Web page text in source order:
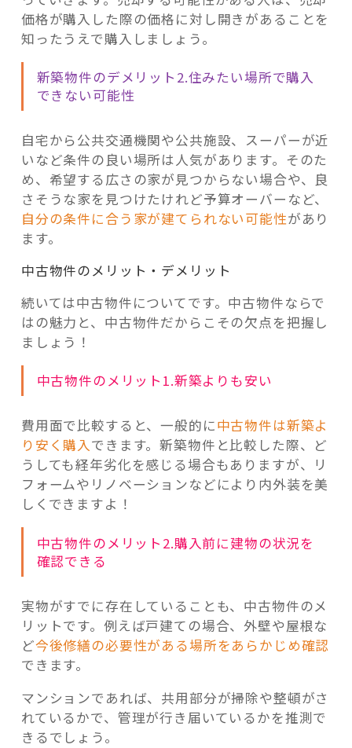
価格が購入した際の価格に対し開きがあることを
知ったうえで購入しましょう。
新築物件のデメリット2.住みたい場所で購入
できない可能性
自宅から公共交通機関や公共施設、スーパーが近
いなど条件の良い場所は人気があります。そのた
め、希望する広さの家が見つからない場合や、良
さそうな家を見つけたけれど予算オーバーなど、
自分の条件に合う家が建てられない可能性があり
ます。
中古物件のメリット・デメリット
続いては中古物件についてです。中古物件ならで
はの魅力と、中古物件だからこその欠点を把握し
ましょう！
中古物件のメリット1.新築よりも安い
費用面で比較すると、一般的に中古物件は新築よ
り安く購入できます。新築物件と比較した際、ど
うしても経年劣化を感じる場合もありますが、リ
フォームやリノベーションなどにより内外装を美
しくできますよ！
中古物件のメリット2.購入前に建物の状況を
確認できる
実物がすでに存在していることも、中古物件のメ
リットです。例えば戸建ての場合、外壁や屋根な
ど今後修繕の必要性がある場所をあらかじめ確認
できます。
マンションであれば、共用部分が掃除や整頓がさ
れているかで、管理が行き届いているかを推測で
きるでしょう。